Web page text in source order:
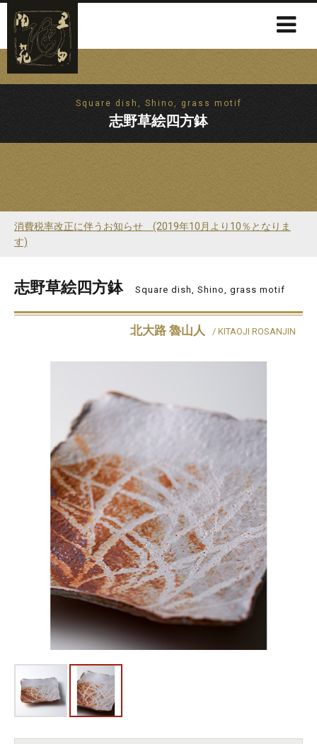
Square dish, Shino, grass motif
志野草絵四方鉢
消費税率改正に伴うお知らせ (2019年10月より10％となりま
す)
志野草絵四方鉢 Square dish, Shino, grass motif
北大路 魯山人 / KITAOJI ROSANJIN